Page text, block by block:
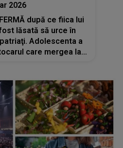
2026
după ce fiica lui
lăsată să urce în
Adolescenta a
care mergea la